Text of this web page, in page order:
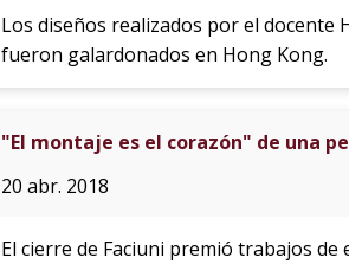
Los diseños realizados por el docente
fueron galardonados en Hong Kong.
"El montaje es el corazón" de una
20 abr. 2018
El cierre de Faciuni premió trabajos